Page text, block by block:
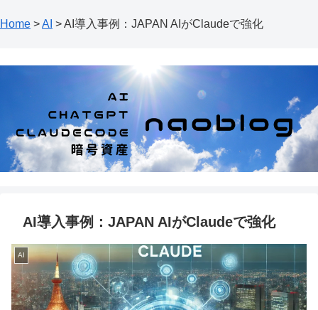
Home >AI >AI導入事例：JAPAN AIがClaudeで強化
AI導入事例：JAPAN AIがClaudeで強化
AI